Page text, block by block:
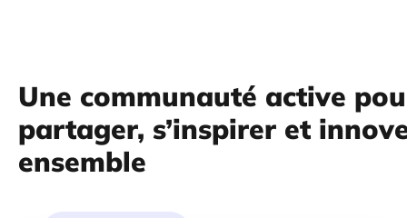
Une communauté active
partager, s’inspirer et
ensemble